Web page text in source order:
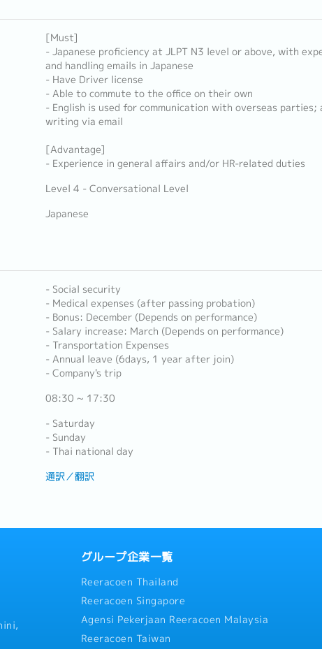
[Must]
- Japanese proficiency at JLPT N3 level or above, with
and handling emails in Japanese
- Have Driver license
- Able to commute to the office on their own
- English is used for communication with overseas parties;
writing via email
[Advantage]
- Experience in general affairs and/or HR-related duties
Level 4 - Conversational Level
Japanese
- Social security
- Medical expenses (after passing probation)
- Bonus: December (Depends on performance)
- Salary increase: March (Depends on performance)
- Transportation Expenses
- Annual leave (6days, 1 year after join)
- Company's trip
08:30 ~ 17:30
- Saturday
- Sunday
- Thai national day
通訳／翻訳
グループ企業一覧
Reeracoen Thailand
Reeracoen Singapore
Agensi Pekerjaan Reeracoen Malaysia
Reeracoen Taiwan